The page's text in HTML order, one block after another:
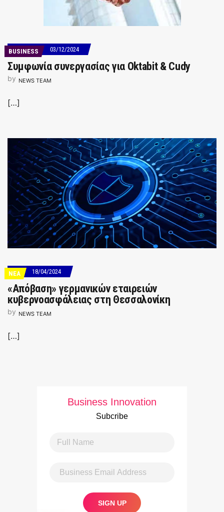
BUSINESS 03/12/2024
Συμφωνία συνεργασίας για Oktabit & Cudy
by NEWS TEAM
[…]
ΝΕΑ 18/04/2024
«Απόβαση» γερμανικών εταιρειών
κυβερνοασφάλειας στη Θεσσαλονίκη
by NEWS TEAM
[…]
Business Innovation
Subcribe